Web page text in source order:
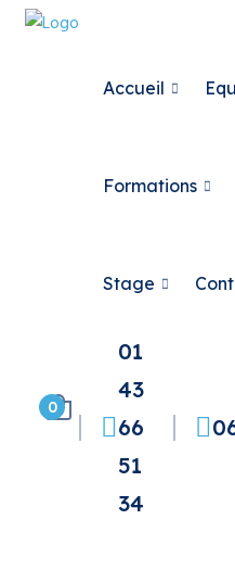
Accueil
Formations
Stage
0
01
43
66
51
34